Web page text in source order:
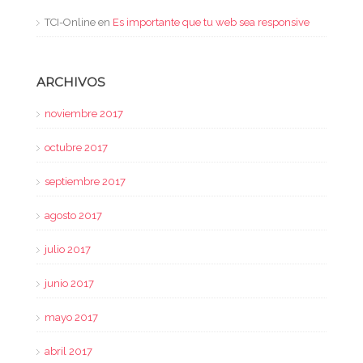
TCI-Online en Es importante que tu web sea responsive
ARCHIVOS
noviembre 2017
octubre 2017
septiembre 2017
agosto 2017
julio 2017
junio 2017
mayo 2017
abril 2017